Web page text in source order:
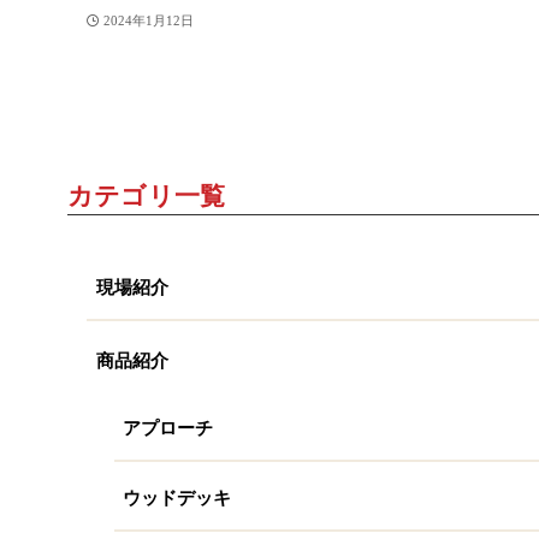
2024年1月12日
カテゴリ一覧
現場紹介
商品紹介
アプローチ
ウッドデッキ